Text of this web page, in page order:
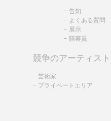
- 告知
- よくある質問
- 展示
- 陪審員
競争のアーティスト
- 芸術家
- プライベートエリア